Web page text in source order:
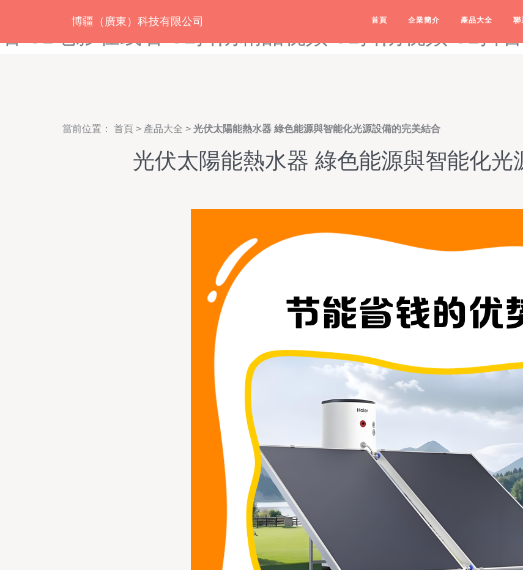
91电影网-91电影午夜剧场-91电影院-91电影在线-91
博疆（廣東）科技有限公司 首頁 企業簡介 產品大全 聯
當前位置： 首頁 > 產品大全 > 光伏太陽能熱水器 綠色能源與智能化光源設備的完美結合
光伏太陽能熱水器 綠色能源與智能化光